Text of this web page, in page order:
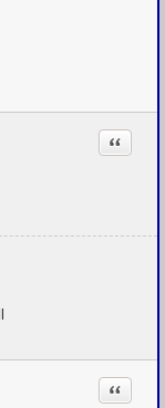
Citation
Citation